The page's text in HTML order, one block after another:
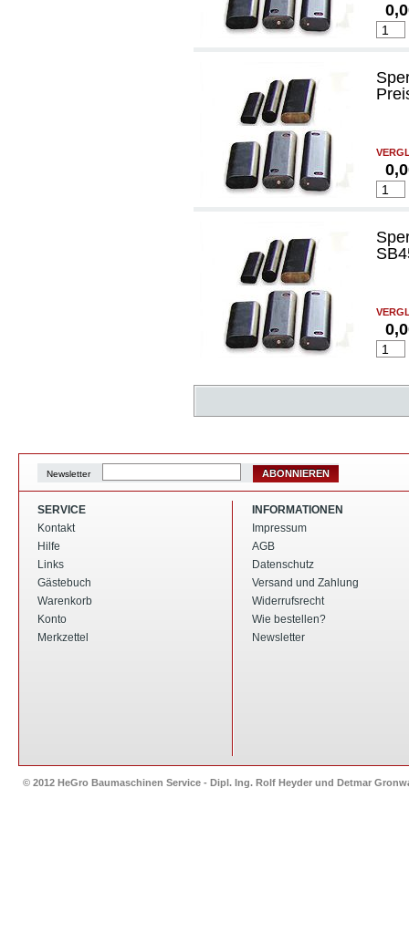
Newsletter ABONNIEREN
SERVICE
Kontakt
Hilfe
Links
Gästebuch
Warenkorb
Konto
Merkzettel
INFORMATIONEN
Impressum
AGB
Datenschutz
Versand und Zahlung
Widerrufsrecht
Wie bestellen?
Newsletter
© 2012 HeGro Baumaschinen Service - Dipl. Ing. Rolf Heyder und Detmar